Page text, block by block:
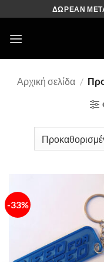
στο
περιεχόμενο
ΔΩΡΕΑΝ
Αρχική σελίδα /
-33%
στην